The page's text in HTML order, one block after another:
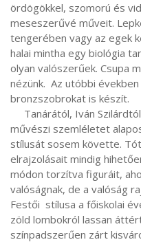
ördögökkel, szomorú és
meseszerűvé műveit.
tengerében vagy az egek
halai mintha egy biológia
olyan valószerűek. Csupa
nézünk.  Az utóbbi
bronzszobrokat is készít.
művészi szemléletet
stílusát sosem követte.
elrajzolásait mindig
módon torzítva figuráit,
valóságnak, de a valóság
Festői  stílusa a főiskolai
zöld lombokról lassan
színpadszerűen zárt